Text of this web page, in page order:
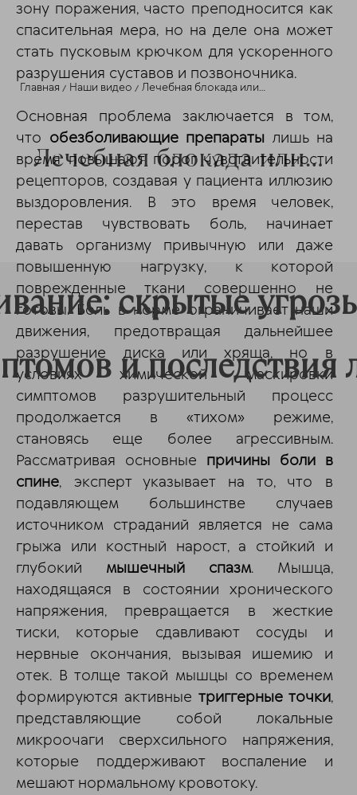
Главная Наши видео Лечебная блокада или...
Лечебная блокада или...
скрытые
и последствия
зону поражения, часто преподносится как
спасительная мера, но на деле она может
стать пусковым крючком для ускоренного
разрушения суставов и позвоночника.
Основная проблема заключается в том,
что обезболивающие препараты лишь на
время повышают порог чувствительности
рецепторов, создавая у пациента иллюзию
выздоровления. В это время человек,
перестав чувствовать боль, начинает
давать организму привычную или даже
повышенную нагрузку, к которой
поврежденные ткани совершенно не
готовы. Боль в норме ограничивает наши
движения, предотвращая дальнейшее
разрушение диска или хряща, но в
условиях химической маскировки
симптомов разрушительный процесс
продолжается в «тихом» режиме,
становясь еще более агрессивным.
Рассматривая основные причины боли в
спине, эксперт указывает на то, что в
подавляющем большинстве случаев
источником страданий является не сама
грыжа или костный нарост, а стойкий и
глубокий мышечный спазм. Мышца,
находящаяся в состоянии хронического
напряжения, превращается в жесткие
тиски, которые сдавливают сосуды и
нервные окончания, вызывая ишемию и
отек. В толще такой мышцы со временем
формируются активные триггерные точки,
представляющие собой локальные
микроочаги сверхсильного напряжения,
которые поддерживают воспаление и
мешают нормальному кровотоку.